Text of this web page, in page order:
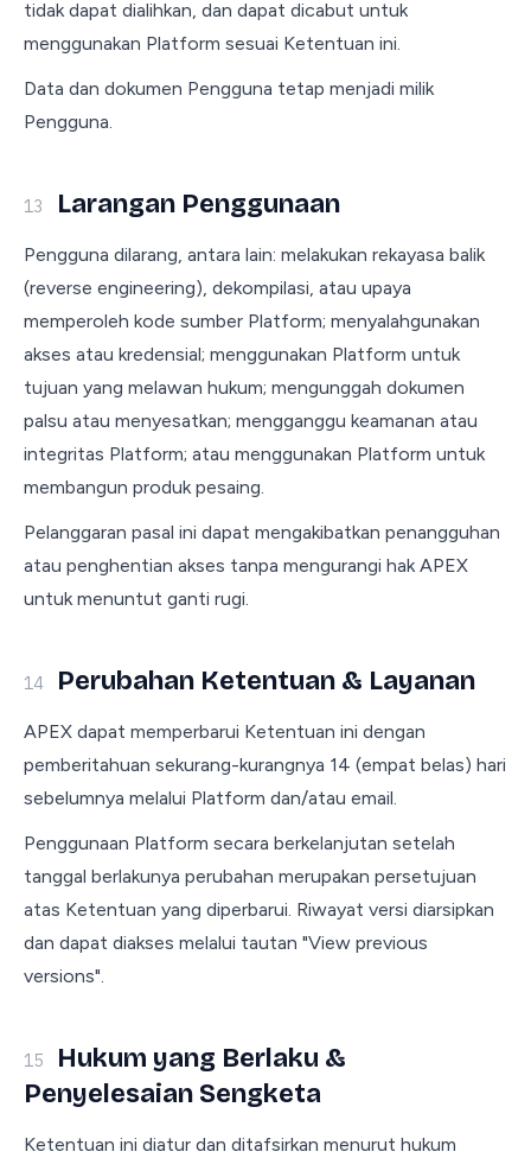
tidak dapat dialihkan, dan dapat dicabut untuk
menggunakan Platform sesuai Ketentuan ini.
Data dan dokumen Pengguna tetap menjadi milik
Pengguna.
13 Larangan Penggunaan
Pengguna dilarang, antara lain: melakukan rekayasa balik
(reverse engineering), dekompilasi, atau upaya
memperoleh kode sumber Platform; menyalahgunakan
akses atau kredensial; menggunakan Platform untuk
tujuan yang melawan hukum; mengunggah dokumen
palsu atau menyesatkan; mengganggu keamanan atau
integritas Platform; atau menggunakan Platform untuk
membangun produk pesaing.
Pelanggaran pasal ini dapat mengakibatkan penangguhan
atau penghentian akses tanpa mengurangi hak APEX
untuk menuntut ganti rugi.
14 Perubahan Ketentuan & Layanan
APEX dapat memperbarui Ketentuan ini dengan
pemberitahuan sekurang-kurangnya 14 (empat belas) hari
sebelumnya melalui Platform dan/atau email.
Penggunaan Platform secara berkelanjutan setelah
tanggal berlakunya perubahan merupakan persetujuan
atas Ketentuan yang diperbarui. Riwayat versi diarsipkan
dan dapat diakses melalui tautan "View previous
versions".
15
Hukum yang Berlaku &
Penyelesaian Sengketa
Ketentuan ini diatur dan ditafsirkan menurut hukum